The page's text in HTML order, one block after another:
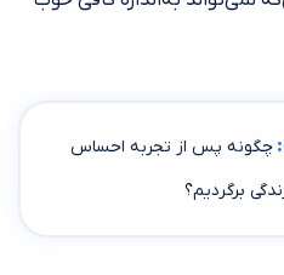
چگونه پس از تجربه احساس
برگردیم؟